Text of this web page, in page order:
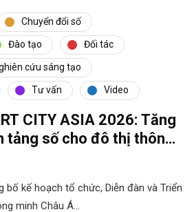
Chuyển đổi số
Đào tạo Đối tác
cứu sáng tạo
Tư vấn Video
CITY ASIA 2026: Tăng
tảng số cho đô thị thông
bố kế hoạch tổ chức, Diễn đàn và Triển
minh Châu Á…